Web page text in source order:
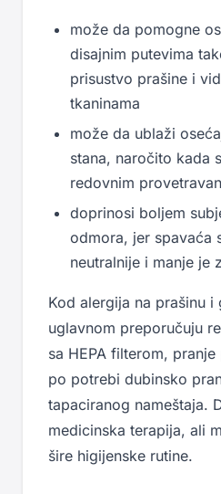
može da pomogne
disajnim putevima
prisustvo prašine i
tkaninama
može da ublaži
stana, naročito kada
redovnim
doprinosi boljem
odmora, jer spavaća
neutralnije i manje je
Kod alergija na prašinu i
uglavnom preporučuju
sa HEPA filterom,
po potrebi dubinsko
tapaciranog nameštaja.
medicinska terapija, ali
šire higijenske rutine.